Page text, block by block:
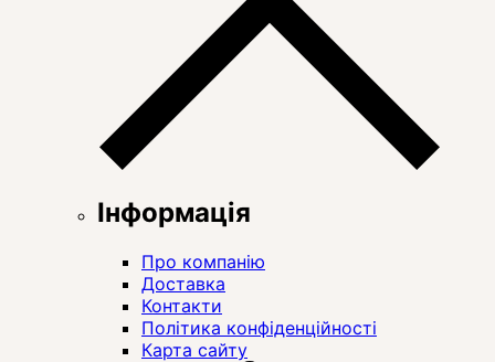
Інформація
Про компанію
Доставка
Контакти
Політика конфіденційності
Карта сайту